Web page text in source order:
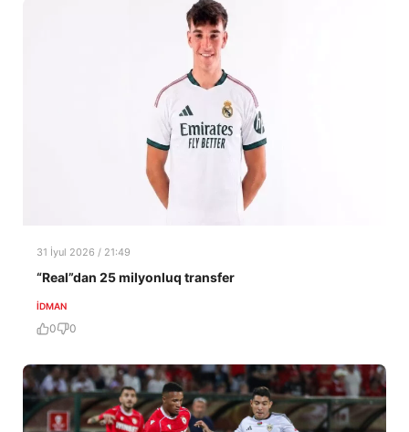
31 İyul 2026 / 21:49
“Real”dan 25 milyonluq transfer
İDMAN
0 0